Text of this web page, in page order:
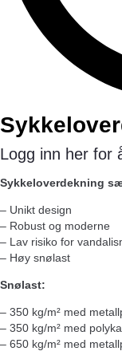
Logg inn her for
Sykkeloverdekning
– Unikt design
– Robust og moderne
– Lav risiko for
– Høy snølast
Snølast:
– 350 kg/m² med
– 350 kg/m² med
– 650 kg/m² med